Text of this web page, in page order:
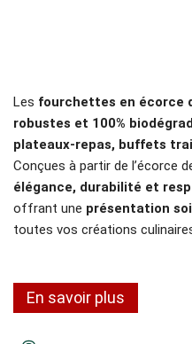
Les fourchettes en écorce
robustes et 100%
plateaux-repas, buffets
Conçues à partir de l’écorce
élégance, durabilité et
offrant une présentation
toutes vos créations
En savoir plus